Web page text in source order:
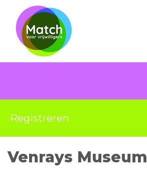
Registreren
Venrays Museum